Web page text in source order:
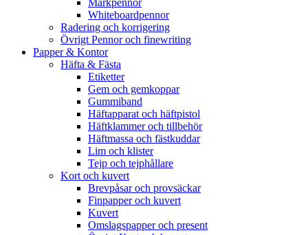
Märkpennor
Whiteboardpennor
Radering och korrigering
Övrigt Pennor och finewriting
Papper & Kontor
Häfta & Fästa
Etiketter
Gem och gemkoppar
Gummiband
Häftapparat och häftpistol
Häftklammer och tillbehör
Häftmassa och fästkuddar
Lim och klister
Tejp och tejphållare
Kort och kuvert
Brevpåsar och provsäckar
Finpapper och kuvert
Kuvert
Omslagspapper och present